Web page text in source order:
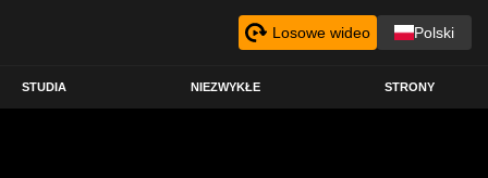
Losowe wideo Polski
STUDIA NIEZWYKŁE STRONY